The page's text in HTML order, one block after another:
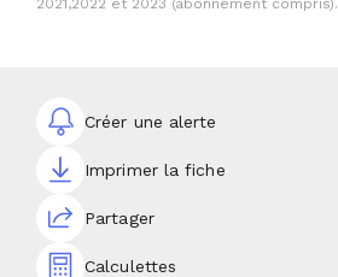
Créer une alerte
Imprimer la fiche
Partager
Calculettes